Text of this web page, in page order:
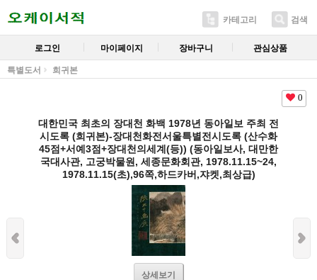
카테고리 검색
로그인 마이페이지 장바구니 관심상품
특별도서 희귀본
0
대한민국 최초의 장대천 화백 1978년 동아일보 주최 전
시도록 (희귀본)-장대천화전서울특별전시도록 (산수화
45점+서예3점+장대천의세계(등)) (동아일보사, 대만한
국대사관, 고궁박물원, 세종문화회관, 1978.11.15~24,
1978.11.15(초),96쪽,하드카버,쟈켓,최상급)
상세보기